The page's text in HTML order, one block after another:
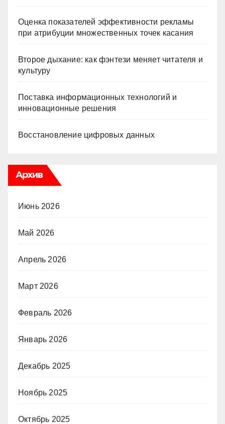
Оценка показателей эффективности рекламы
при атрибуции множественных точек касания
Второе дыхание: как фэнтези меняет читателя и
культуру
Поставка информационных технологий и
инновационные решения
Восстановление цифровых данных
Архив
Июнь 2026
Май 2026
Апрель 2026
Март 2026
Февраль 2026
Январь 2026
Декабрь 2025
Ноябрь 2025
Октябрь 2025